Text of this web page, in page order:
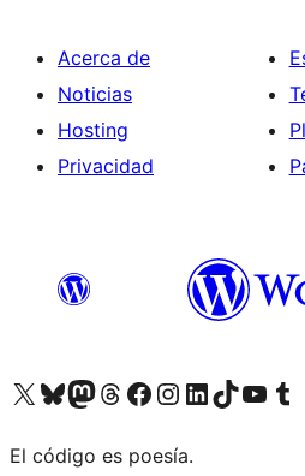
Acerca de
Noticias
Hosting
Privacidad
Visita nuestra cuenta de X (anteriormente Twitter)
Visita nuestra cuenta de Bluesky
Visita nuestra cuenta de Mastodon
Visita nuestra cuenta de Threads
Visita nuestra página de Facebook
Visita nuestra cuenta de Instagram
Visita nuestra cuenta de LinkedIn
Visita nuestra cuenta de TikTok
Visita nuestroVisita
El código es poesía.